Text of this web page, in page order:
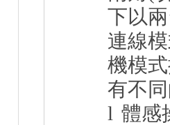
下以
連線
機模
有不
l 體感